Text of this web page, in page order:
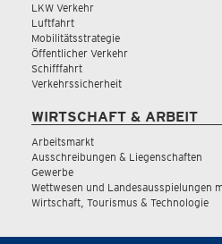
LKW Verkehr
Luftfahrt
Mobilitätsstrategie
Öffentlicher Verkehr
Schifffahrt
Verkehrssicherheit
WIRTSCHAFT & ARBEIT
Arbeitsmarkt
Ausschreibungen & Liegenschaften
Gewerbe
Wettwesen und Landesausspielungen
Wirtschaft, Tourismus & Technologie